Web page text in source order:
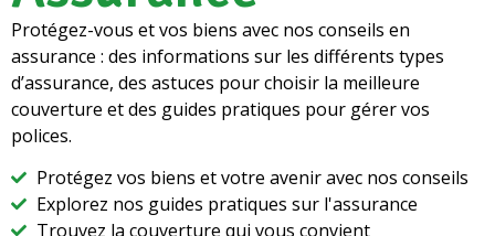
Protégez-vous et vos biens avec nos conseils en
assurance : des informations sur les différents types
d’assurance, des astuces pour choisir la meilleure
couverture et des guides pratiques pour gérer vos
polices.
Protégez vos biens et votre avenir avec nos conseils
Explorez nos guides pratiques sur l'assurance
Trouvez la couverture qui vous convient